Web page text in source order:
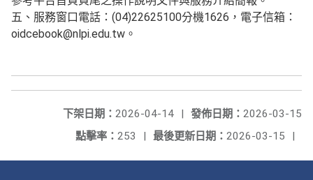
五、服務窗口電話：(04)22625100分機1626，電子信箱：
oidcebook@nlpi.edu.tw。
發佈日期： 2026-03-15
下架日期： 2026-04-14
|
最後更新日期： 2026-03-15 |
點擊率： 253 |